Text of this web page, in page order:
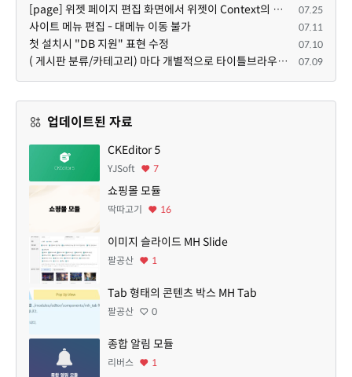
[page] 위젯 페이지 편집 화면에서 위젯이 Context의 module_info를 덮어쓰면 저장이 ERR_ACT_IS_NOT_STANDALONE으로 실패 07.25
사이트 메뉴 편집 - 대메뉴 이동 불가 07.11
첫 설치시 "DB 지원" 표현 수정 07.10
( 게시판 분류/카테고리) 마다 개별적으로 타이틀브라우저 제목 및 seo설명 넣을 수 있으면 어떨지 해서 글 등록해봅니다. 07.09
업데이트된 자료
CKEditor 5
YJSoft 7
쇼핑몰 모듈
딱따고기 16
이미지 슬라이드 MH Slide
팔공산 1
Tab 형태의 콘텐츠 박스 MH Tab
팔공산 0
종합 알림 모듈
리버스 1